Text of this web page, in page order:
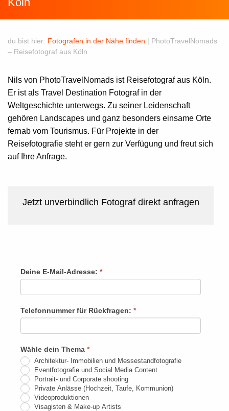
du bist hier: Fotografen in der Nähe finden | PhotoTravelNomads
– Reisefotograf aus Köln
Nils von PhotoTravelNomads ist Reisefotograf aus Köln.
Er ist als Travel Destination Fotograf in der
Weltgeschichte unterwegs. Zu seiner Leidenschaft
gehören Landscapes und ganz besonders einsame Orte
fernab vom Tourismus. Für Projekte in der
Reisefotografie steht er gern zur Verfügung und freut sich
auf Ihre Anfrage.
Jetzt unverbindlich Fotograf direkt anfragen
Rückruf
Deine E-Mail-Adresse: *
Telefonnummer für Rückfragen: *
Wähle dein Thema *
Architektur- Immobilien und Messestandfotografie
Eventfotografie und Social Media Content
Portrait- und Corporate shooting
Private Anlässe (Hochzeit, Taufe, Kommunion)
Videoproduktionen
Visagisten & Make-up Artists
Falls
bist,
Feld
leer.